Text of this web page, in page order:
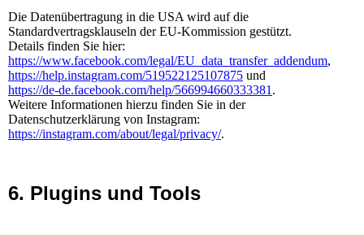
Die Datenübertragung in die USA wird auf die
Standardvertragsklauseln der EU-Kommission gestützt.
Details finden Sie hier:
https://www.facebook.com/legal/EU_data_transfer_addendum,
https://help.instagram.com/519522125107875 und
https://de-de.facebook.com/help/566994660333381 .
Weitere Informationen hierzu finden Sie in der
Datenschutzerklärung von Instagram:
https://instagram.com/about/legal/privacy/.
6. Plugins und Tools